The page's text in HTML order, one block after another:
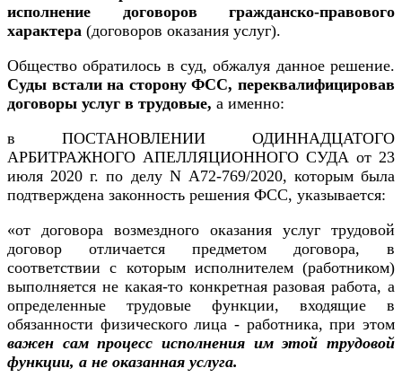
исполнение договоров гражданско-правового
характера (договоров оказания услуг).
Общество обратилось в суд, обжалуя данное решение.
Суды встали на сторону ФСС, переквалифицировав
договоры услуг в трудовые, а именно:
в ПОСТАНОВЛЕНИИ ОДИННАДЦАТОГО
АРБИТРАЖНОГО АПЕЛЛЯЦИОННОГО СУДА от 23
июля 2020 г. по делу N А72-769/2020, которым была
подтверждена законность решения ФСС, указывается:
«от договора возмездного оказания услуг трудовой
договор отличается предметом договора, в
соответствии с которым исполнителем (работником)
выполняется не какая-то конкретная разовая работа, а
определенные трудовые функции, входящие в
обязанности физического лица - работника, при этом
важен сам процесс исполнения им этой трудовой
функции, а не оказанная услуга.